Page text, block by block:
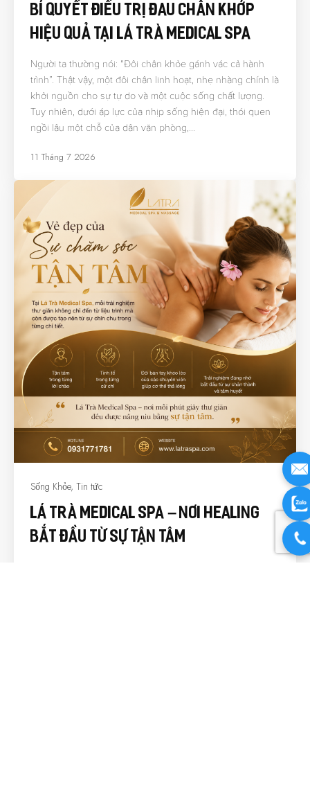
Bí Quyết Điều Trị Đau Chân Khớp
Hiệu Quả Tại Lá Trà Medical Spa
Người ta thường nói: “Đôi chân khỏe gánh vác cả hành
trình”. Thật vậy, một đôi chân linh hoạt, nhẹ nhàng chính là
khởi nguồn cho sự tự do và một cuộc sống chất lượng.
Tuy nhiên, dưới áp lực của nhịp sống hiện đại, thói quen
ngồi lâu một chỗ của dân văn phòng,…
11 Tháng 7 2026
Sống Khỏe, Tin tức
Lá Trà Medical Spa – Nơi Healing
Bắt Đầu Từ Sự Tận Tâm